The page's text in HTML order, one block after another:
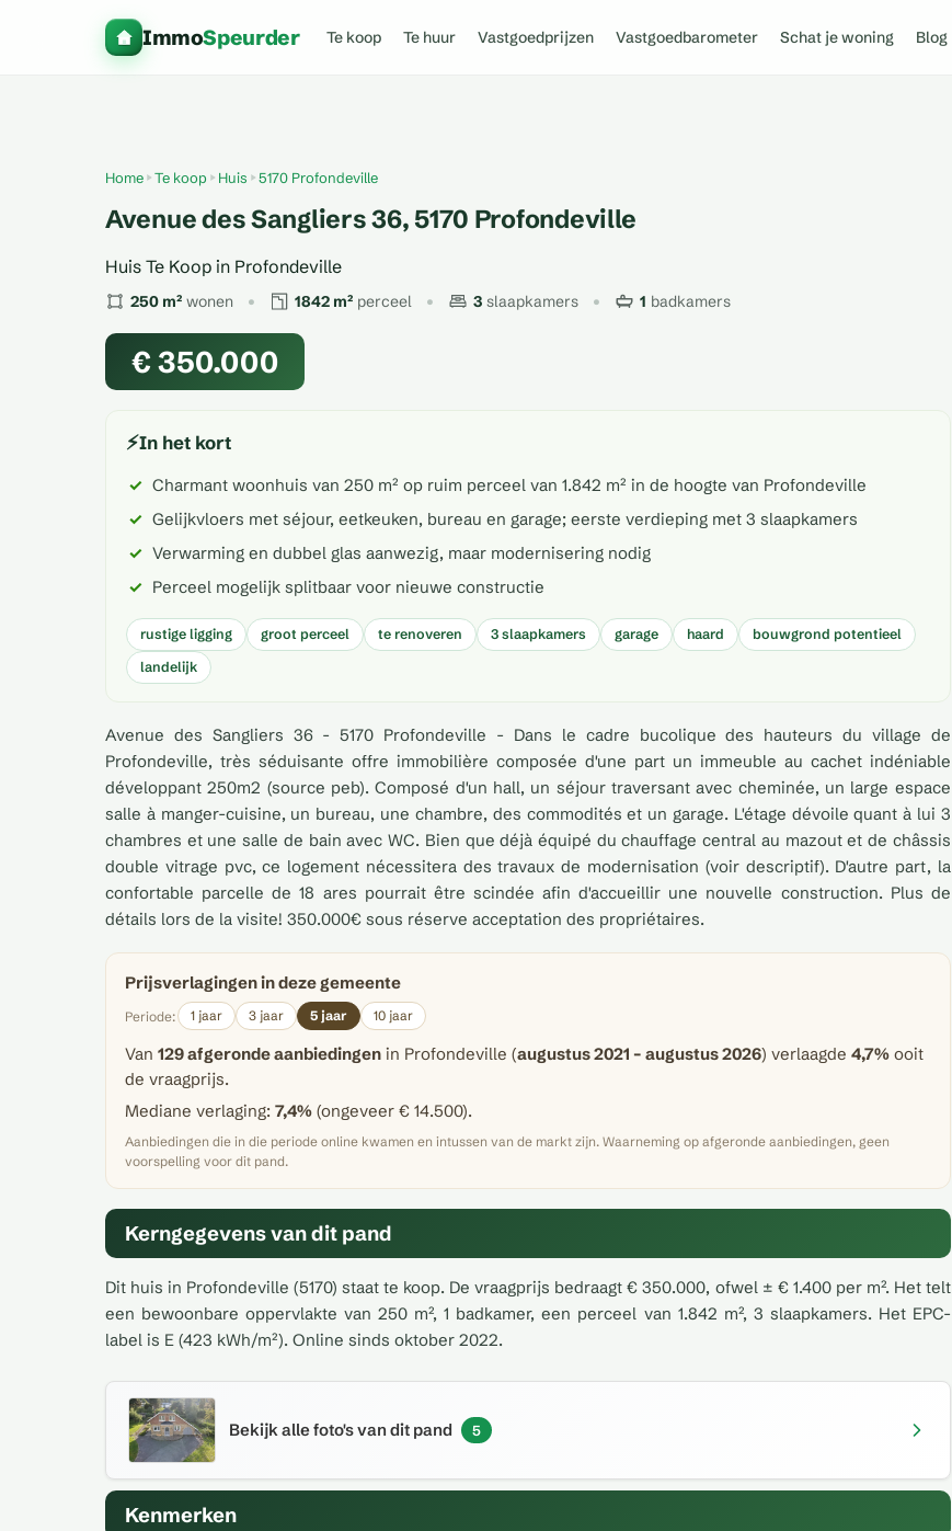
ImmoSpeurder Te koop Te huur Vastgoedprijzen Vastgoedbarometer Schat je woning Blog
Home Te koop Huis 5170 Profondeville
Avenue des Sangliers 36, 5170 Profondeville
Huis Te Koop in Profondeville
250 m² wonen 1842 m² perceel 3 slaapkamers 1 badkamers
€ 350.000
⚡In het kort
Charmant woonhuis van 250 m² op ruim perceel van 1.842 m² in de hoogte van Profondeville
Gelijkvloers met séjour, eetkeuken, bureau en garage; eerste verdieping met 3 slaapkamers
Verwarming en dubbel glas aanwezig, maar modernisering nodig
Perceel mogelijk splitbaar voor nieuwe constructie
rustige ligging groot perceel te renoveren 3 slaapkamers garage haard
bouwgrond potentieel
landelijk
Avenue des Sangliers 36 - 5170 Profondeville - Dans le cadre bucolique des hauteurs du village de
Profondeville, très séduisante offre immobilière composée d'une part un immeuble au cachet indéniable
développant 250m2 (source peb). Composé d'un hall, un séjour traversant avec cheminée, un large espace
salle à manger-cuisine, un bureau, une chambre, des commodités et un garage. L'étage dévoile quant à lui 3
chambres et une salle de bain avec WC. Bien que déjà équipé du chauffage central au mazout et de châssis
double vitrage pvc, ce logement nécessitera des travaux de modernisation (voir descriptif). D'autre part, la
confortable parcelle de 18 ares pourrait être scindée afin d'accueillir une nouvelle construction. Plus de
détails lors de la visite! 350.000€ sous réserve acceptation des propriétaires.
Prijsverlagingen in deze gemeente
Periode: 1 jaar 3 jaar 5 jaar 10 jaar
Van 129 afgeronde aanbiedingen in Profondeville (augustus 2021 – augustus 2026) verlaagde 4,7% ooit
de vraagprijs.
Mediane verlaging: 7,4% (ongeveer € 14.500).
Aanbiedingen die in die periode online kwamen en intussen van de markt zijn. Waarneming op afgeronde aanbiedingen, geen
voorspelling voor dit pand.
Kerngegevens van dit pand
Dit huis in Profondeville (5170) staat te koop. De vraagprijs bedraagt € 350.000, ofwel ± € 1.400 per m². Het telt
een bewoonbare oppervlakte van 250 m², 1 badkamer, een perceel van 1.842 m², 3 slaapkamers. Het EPC-
label is E (423 kWh/m²). Online sinds oktober 2022.
Bekijk alle foto's van dit pand 5
Kenmerken